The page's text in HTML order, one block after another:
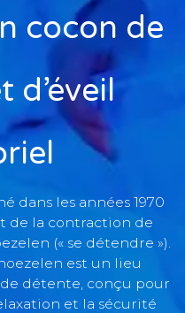
cocon de
d’éveil
dans les années 1970
de la contraction de
(« se détendre »).
est un lieu
détente, conçu pour
et la sécurité